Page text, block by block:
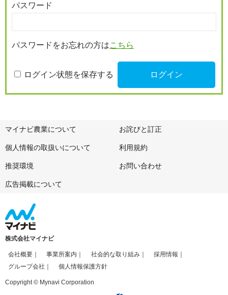
パスワード
パスワードをお忘れの方はこちら
ログイン状態を保存する
マイナビ農業について お詫びと訂正
個人情報の取扱いについて 利用規約
推奨環境 お問い合わせ
広告掲載について
株式会社マイナビ
会社概要 事業所案内 社会的な取り組み
採用情報
グループ会社
個人情報保護方針
Copyright © Mynavi Corporation